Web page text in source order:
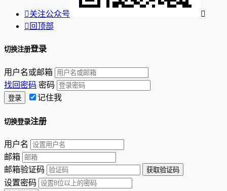
关注公众号

 回顶部
切换注册登录
用户名或邮箱
找回密码 密码
记住我
切换登录注册
用户名
邮箱
邮箱验证码
设置密码